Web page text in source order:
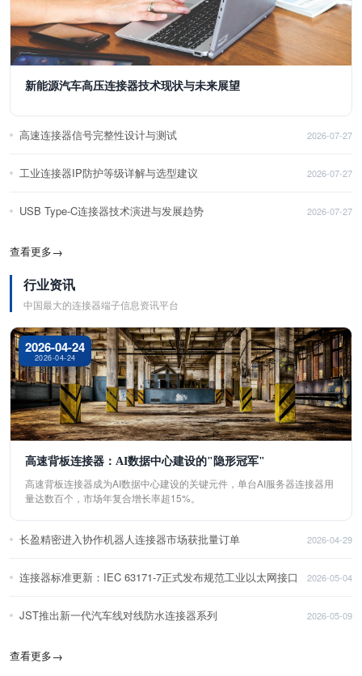
新能源汽车高压连接器技术现状与未来展望
高速连接器信号完整性设计与测试 2026-07-27
工业连接器IP防护等级详解与选型建议 2026-07-27
USB Type-C连接器技术演进与发展趋势 2026-07-27
查看更多→
行业资讯
中国最大的连接器端子信息资讯平台
2026-04-24
2026-04-24
高速背板连接器：AI数据中心建设的"隐形冠军"
高速背板连接器成为AI数据中心建设的关键元件，单台AI服务器连接器用
量达数百个，市场年复合增长率超15%。
长盈精密进入协作机器人连接器市场获批量订单 2026-04-29
连接器标准更新：IEC 63171-7正式发布规范工业以太网接口 2026-05-04
JST推出新一代汽车线对线防水连接器系列 2026-05-09
查看更多→